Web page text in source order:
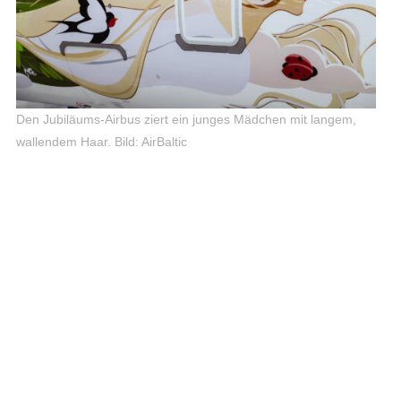
Den Jubiläums-Airbus ziert ein junges Mädchen mit langem,
wallendem Haar. Bild: AirBaltic